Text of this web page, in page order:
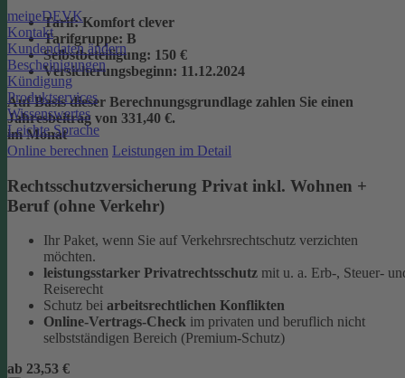
meineDEVK
Kontakt
Kundendaten ändern
Bescheinigungen
Kündigung
Produktservices
Wissenswertes
Leichte Sprache
Tarif: Komfort clever
Tarifgruppe: B
Selbstbeteiligung: 150 €
Versicherungsbeginn: 11.12.2024
Auf Basis dieser Berechnungsgrundlage zahlen Sie einen
Jahresbeitrag von 331,40 €.
im Monat
Online berechnen Leistungen im Detail
Rechtsschutzversicherung Privat inkl. Wohnen +
Beruf (ohne Verkehr)
Ihr Paket, wenn Sie auf Verkehrsrechtschutz verzichten
möchten.
leistungsstarker Privatrechtsschutz mit u. a. Erb-, Steuer-
Reiserecht
Schutz bei arbeitsrechtlichen Konflikten
Online-Vertrags-Check im privaten und beruflich nicht
selbstständigen Bereich (Premium-Schutz)
ab 23,53 €